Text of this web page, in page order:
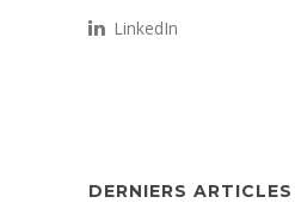
LinkedIn
DERNIERS ARTICLES